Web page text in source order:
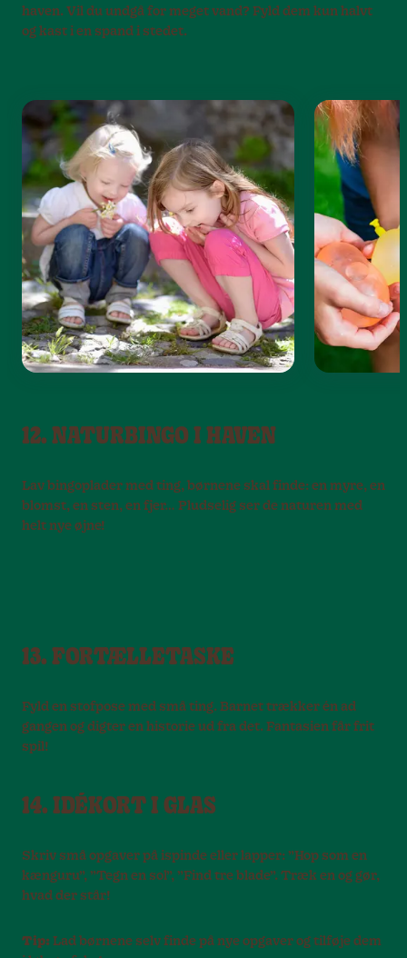
haven. Vil du undgå for meget vand? Fyld dem kun halvt
og kast i en spand i stedet.
12. NATURBINGO I HAVEN
Lav bingoplader med ting, børnene skal finde: en myre, en
blomst, en sten, en fjer… Pludselig ser de naturen med
helt nye øjne!
13. FORTÆLLETASKE
Fyld en stofpose med små ting. Barnet trækker én ad
gangen og digter en historie ud fra det. Fantasien får frit
spil!
14. IDÉKORT I GLAS
Skriv små opgaver på ispinde eller lapper: ”Hop som en
kænguru”, ”Tegn en sol”, ”Find tre blade”. Træk en og gør,
hvad der står!
Tip: Lad børnene selv finde på nye opgaver og tilføje dem